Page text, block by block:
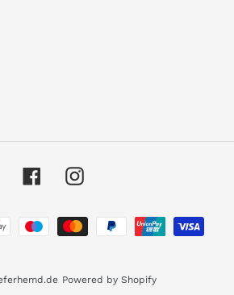
FacebookInstagram
Payment
methods
Powered by Shopify